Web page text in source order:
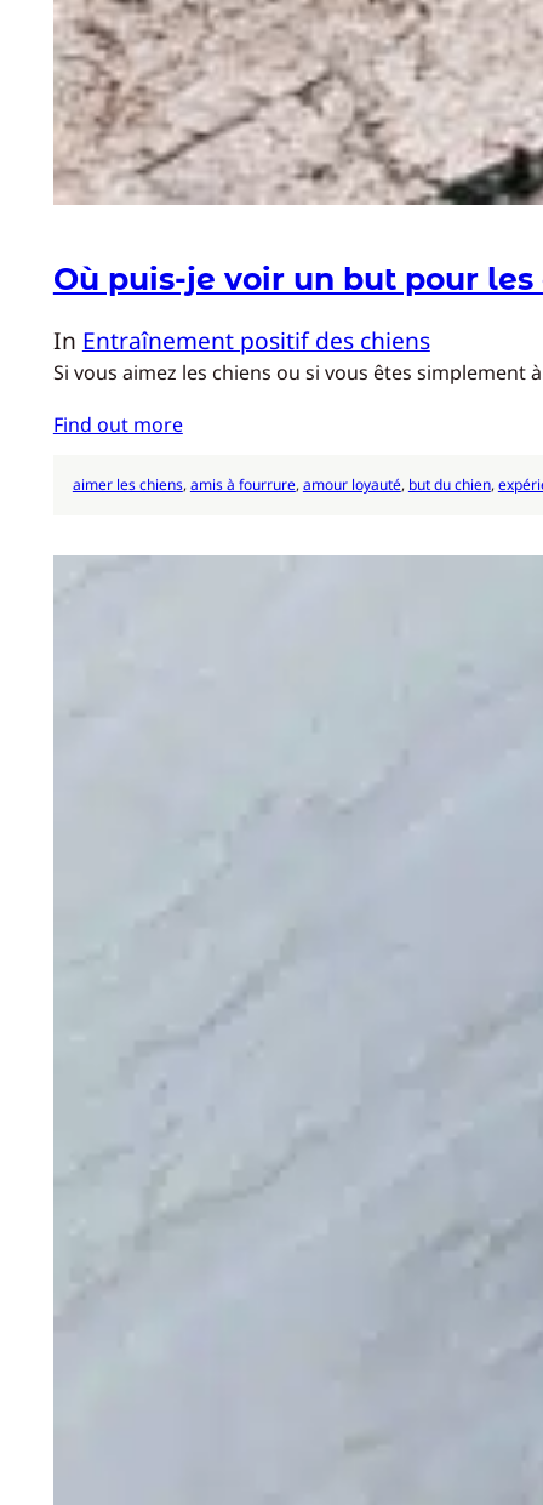
Où puis-je voir un but pour les
In Entraînement positif des chiens
Si vous aimez les chiens ou si vous êtes
Find out more
aimer les chiens, amis à fourrure, amour loyauté, but du chien,